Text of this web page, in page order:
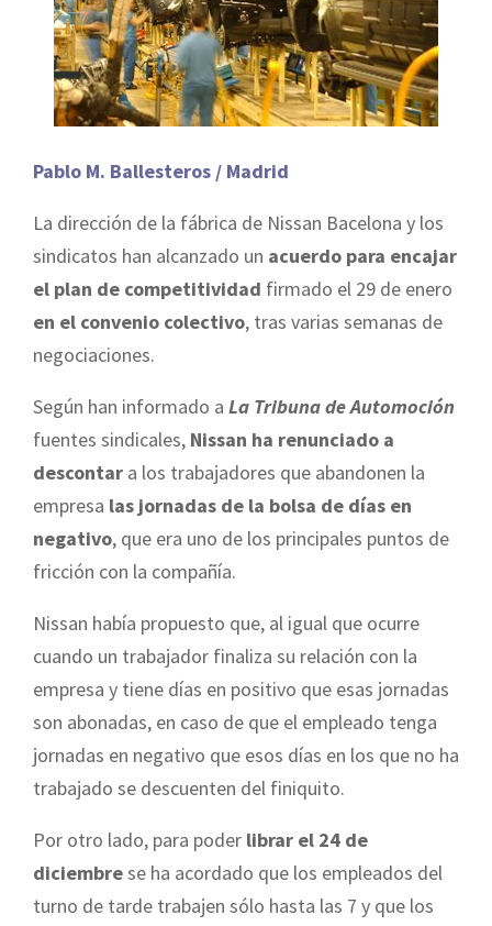
Pablo M. Ballesteros / Madrid
La dirección de la fábrica de Nissan Bacelona y los
sindicatos han alcanzado un acuerdo para encajar
el plan de competitividad firmado el 29 de enero
en el convenio colectivo, tras varias semanas de
negociaciones.
Según han informado a La Tribuna de Automoción
fuentes sindicales, Nissan ha renunciado a
descontar a los trabajadores que abandonen la
empresa las jornadas de la bolsa de días en
negativo, que era uno de los principales puntos de
fricción con la compañía.
Nissan había propuesto que, al igual que ocurre
cuando un trabajador finaliza su relación con la
empresa y tiene días en positivo que esas jornadas
son abonadas, en caso de que el empleado tenga
jornadas en negativo que esos días en los que no ha
trabajado se descuenten del finiquito.
Por otro lado, para poder librar el 24 de
diciembrese ha acordado que los empleados del
turno de tarde trabajen sólo hasta las 7 y que los